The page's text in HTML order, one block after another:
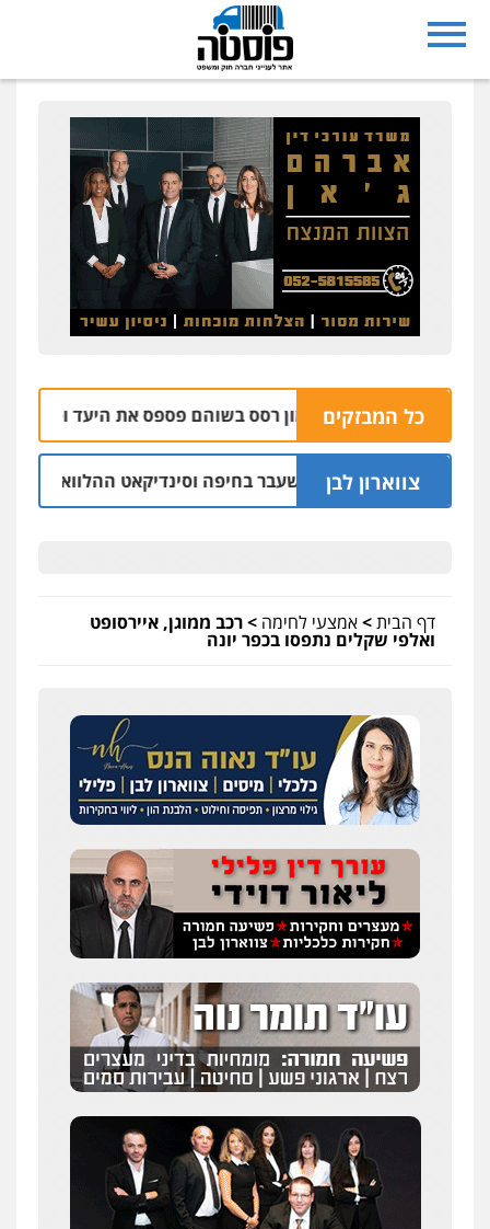
כל המבזקים
הבהרה: רימון רסס בשוהם פספס את היעד ופגע בבית של
צווארון לבן
יו"ר ש"ס לשעבר בחיפה וסינדיקאט ההלוואות של משפחת
דף הבית>אמצעי לחימה >רכב ממוגן, איירסופט
ואלפי שקלים נתפסו בכפר יונה